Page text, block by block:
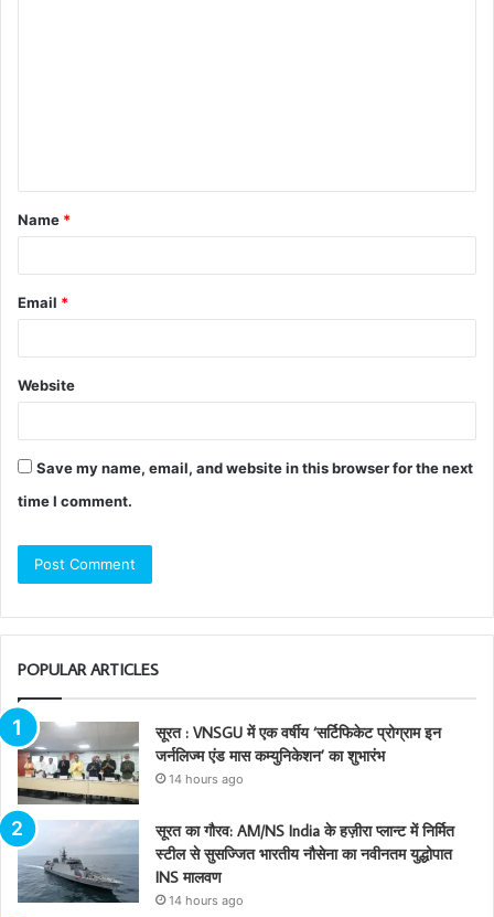
Name *
Email *
Website
Save my name, email, and website in this browser for the next
time I comment.
POPULAR ARTICLES
सूरत : VNSGU में एक वर्षीय ‘सर्टिफिकेट प्रोग्राम इन
जर्नलिज्म एंड मास कम्युनिकेशन’ का शुभारंभ
14 hours ago
सूरत का गौरव: AM/NS India के हज़ीरा प्लान्ट में निर्मित
स्टील से सुसज्जित भारतीय नौसेना का नवीनतम युद्धोपात
INS मालवण
14 hours ago